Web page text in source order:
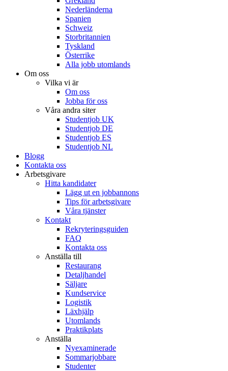
Nederländerna
Spanien
Schweiz
Storbritannien
Tyskland
Österrike
Alla jobb utomlands
Om oss
Vilka vi är
Om oss
Jobba för oss
Våra andra siter
Studentjob UK
Studentjob DE
Studentjob ES
Studentjob NL
Blogg
Kontakta oss
Arbetsgivare
Hitta kandidater
Lägg ut en jobbannons
Tips för arbetsgivare
Våra tjänster
Kontakt
Rekryteringsguiden
FAQ
Kontakta oss
Anställa till
Restaurang
Detaljhandel
Säljare
Kundservice
Logistik
Läxhjälp
Utomlands
Praktikplats
Anställa
Nyexaminerade
Sommarjobbare
Studenter